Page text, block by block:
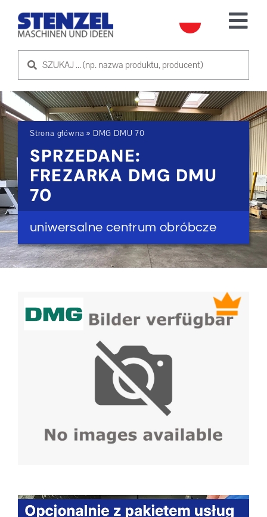
UŻYWANE MASZYNY
SPRZEDAM MASZYNĘ
USŁUGA
O NAS
SKONTAKTUJ SIĘ Z NAMI
Strona główna » DMG DMU 70
SPRZEDANE:
FREZARKA DMG DMU
70
uniwersalne centrum obróbcze